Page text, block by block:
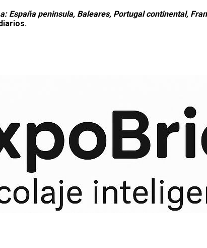
: España peninsula, Baleares, Portugal continental,